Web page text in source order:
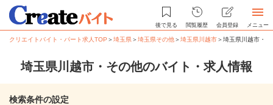
後で見る 閲覧履歴 会員登録 メニュー
クリエイトバイト・パート求人TOP ＞埼玉県＞埼玉県その他＞埼玉県川越市＞埼玉県川越市・
埼玉県川越市・その他のバイト・求人情報
検索条件の設定